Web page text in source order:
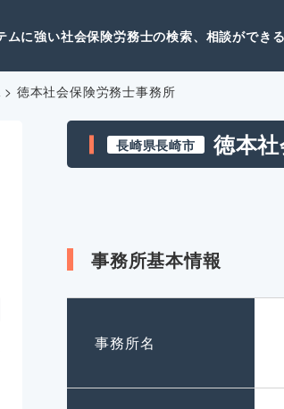
ムに強い社会保険労務士の検索、相談ができ
> 徳本社会保険労務士事務所
長崎県長崎市 徳本
事務所基本情報
事務所名